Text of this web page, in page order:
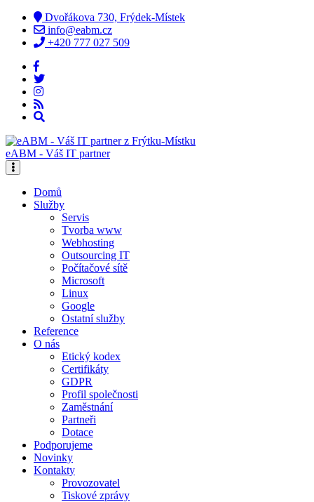
Dvořákova 730, Frýdek-Místek
info@eabm.cz
+420 777 027 509
eABM - Váš IT partner
Domů
Služby
Servis
Tvorba www
Webhosting
Outsourcing IT
Počítačové sítě
Microsoft
Linux
Google
Ostatní služby
Reference
O nás
Etický kodex
Certifikáty
GDPR
Profil společnosti
Zaměstnání
Partneři
Dotace
Podporujeme
Novinky
Kontakty
Provozovatel
Tiskové zprávy